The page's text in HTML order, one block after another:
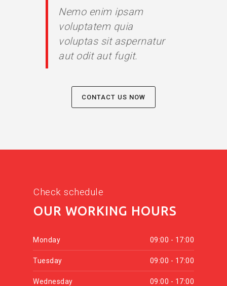
Nemo enim ipsam
voluptatem quia
voluptas sit aspernatur
aut odit aut fugit.
CONTACT US NOW
Check schedule
OUR WORKING HOURS
Monday 09:00 - 17:00
Tuesday 09:00 - 17:00
Wednesday 09:00 - 17:00